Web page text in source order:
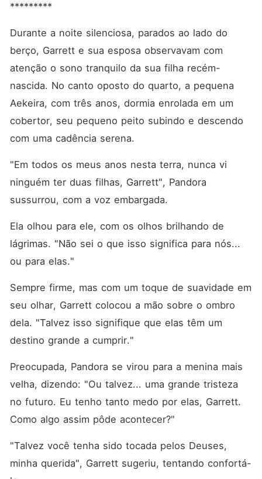
*********
Durante a noite silenciosa, parados ao lado do
berço, Garrett e sua esposa observavam com
atenção o sono tranquilo da sua filha recém-
nascida. No canto oposto do quarto, a pequena
Aekeira, com três anos, dormia enrolada em um
cobertor, seu pequeno peito subindo e descendo
com uma cadência serena.
"Em todos os meus anos nesta terra, nunca vi
ninguém ter duas filhas, Garrett", Pandora
sussurrou, com a voz embargada.
Ela olhou para ele, com os olhos brilhando de
lágrimas. "Não sei o que isso significa para nós...
ou para elas."
Sempre firme, mas com um toque de suavidade em
seu olhar, Garrett colocou a mão sobre o ombro
dela. "Talvez isso signifique que elas têm um
destino grande a cumprir."
Preocupada, Pandora se virou para a menina mais
velha, dizendo: "Ou talvez... uma grande tristeza
no futuro. Eu tenho tanto medo por elas, Garrett.
Como algo assim pôde acontecer?"
"Talvez você tenha sido tocada pelos Deuses,
minha querida", Garrett sugeriu, tentando confortá-